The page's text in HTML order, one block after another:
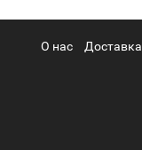
О нас Доставка